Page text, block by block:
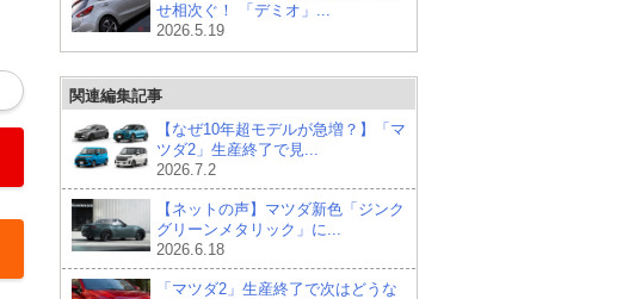
せ相次ぐ！ 「デミオ」...
2026.5.19
関連編集記事
【なぜ10年超モデルが急増？】「マ
ツダ2」生産終了で見...
2026.7.2
【ネットの声】マツダ新色「ジンク
グリーンメタリック」に...
2026.6.18
「マツダ2」生産終了で次はどうな